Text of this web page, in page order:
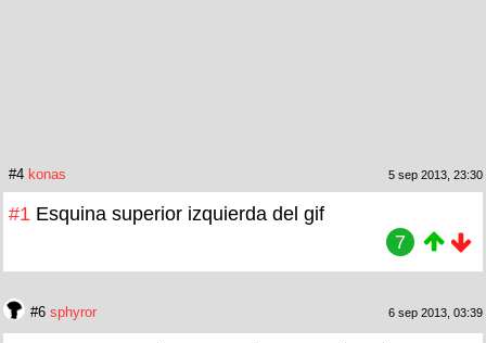
#4 konas 5 sep 2013, 23:30
#1 Esquina superior izquierda del gif
7
#6 sphyror 6 sep 2013, 03:39